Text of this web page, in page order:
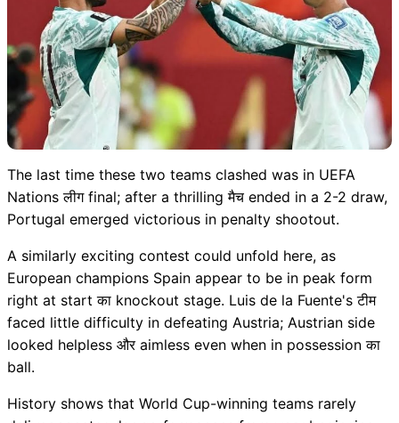
The last time these two teams clashed was in UEFA
Nations लीग final; after a thrilling मैच ended in a 2-2 draw,
Portugal emerged victorious in penalty shootout.
A similarly exciting contest could unfold here, as
European champions Spain appear to be in peak form
right at start का knockout stage. Luis de la Fuente's टीम
faced little difficulty in defeating Austria; Austrian side
looked helpless और aimless even when in possession का
ball.
History shows that World Cup-winning teams rarely